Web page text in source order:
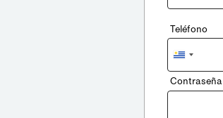
Teléfono
Uruguay
+598
Contraseña